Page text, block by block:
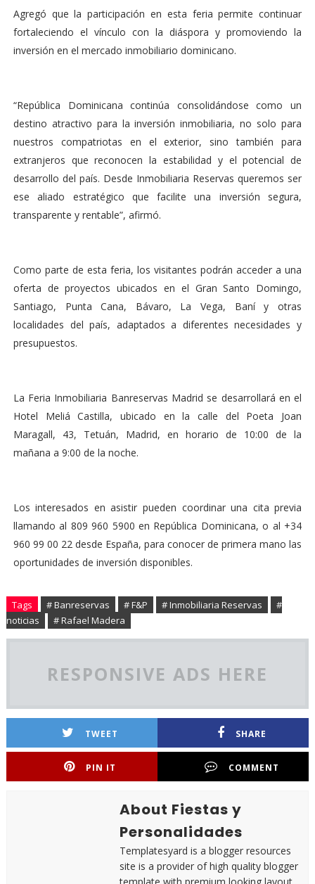
Agregó que la participación en esta feria permite continuar
fortaleciendo el vínculo con la diáspora y promoviendo la
inversión en el mercado inmobiliario dominicano.
“República Dominicana continúa consolidándose como un
destino atractivo para la inversión inmobiliaria, no solo para
nuestros compatriotas en el exterior, sino también para
extranjeros que reconocen la estabilidad y el potencial de
desarrollo del país. Desde Inmobiliaria Reservas queremos ser
ese aliado estratégico que facilite una inversión segura,
transparente y rentable”, afirmó.
Como parte de esta feria, los visitantes podrán acceder a una
oferta de proyectos ubicados en el Gran Santo Domingo,
Santiago, Punta Cana, Bávaro, La Vega, Baní y otras
localidades del país, adaptados a diferentes necesidades y
presupuestos.
La Feria Inmobiliaria Banreservas Madrid se desarrollará en el
Hotel Meliá Castilla, ubicado en la calle del Poeta Joan
Maragall, 43, Tetuán, Madrid, en horario de 10:00 de la
mañana a 9:00 de la noche.
Los interesados en asistir pueden coordinar una cita previa
llamando al 809 960 5900 en República Dominicana, o al +34
960 99 00 22 desde España, para conocer de primera mano las
oportunidades de inversión disponibles.
Tags # Banreservas # F&P # Inmobiliaria Reservas
#
noticias
# Rafael Madera
RESPONSIVE ADS HERE
TWEET SHARE
PIN IT COMMENT
About Fiestas y
Personalidades
Templatesyard is a blogger resources
site is a provider of high quality blogger